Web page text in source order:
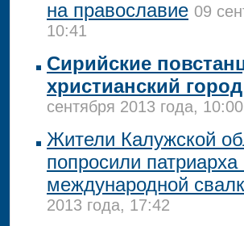
на православие 09
10:41
Сирийские
христианский
сентября 2013 года, 10:00
Жители Калужской
попросили патриарха
международной
2013 года, 17:42